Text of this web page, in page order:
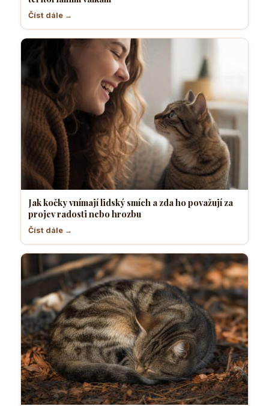
Číst dále →
Jak kočky vnímají lidský smích a zda ho považují za
projev radosti nebo hrozbu
Číst dále →